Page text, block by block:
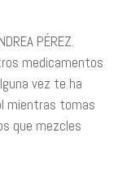
PÉREZ.
medicamentos
vez te ha
mientras tomas
que mezcles